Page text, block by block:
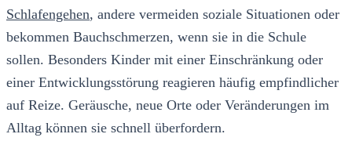
Schlafengehen, andere vermeiden soziale Situationen oder
bekommen Bauchschmerzen, wenn sie in die Schule
sollen. Besonders Kinder mit einer Einschränkung oder
einer Entwicklungsstörung reagieren häufig empfindlicher
auf Reize. Geräusche, neue Orte oder Veränderungen im
Alltag können sie schnell überfordern.